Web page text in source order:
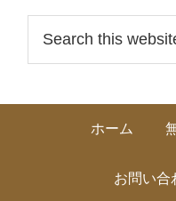
Header
Right
r
ホーム
お問い合